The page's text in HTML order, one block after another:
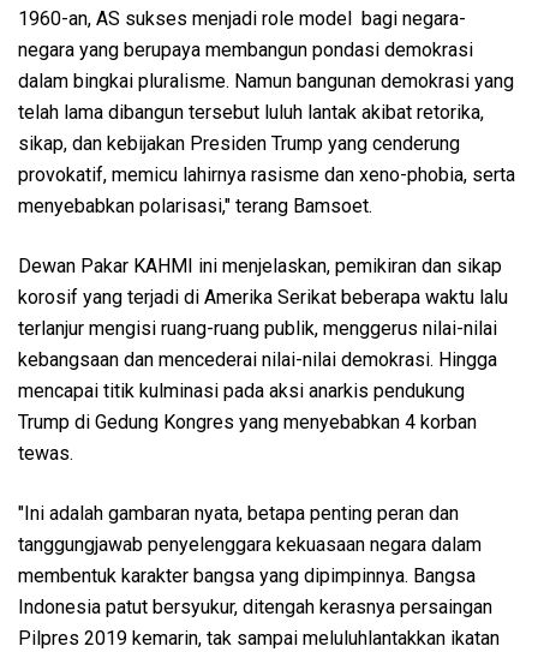
1960-an, AS sukses menjadi role model bagi negara-
negara yang berupaya membangun pondasi demokrasi
dalam bingkai pluralisme. Namun bangunan demokrasi yang
telah lama dibangun tersebut luluh lantak akibat retorika,
sikap, dan kebijakan Presiden Trump yang cenderung
provokatif, memicu lahirnya rasisme dan xeno-phobia, serta
menyebabkan polarisasi," terang Bamsoet.
Dewan Pakar KAHMI ini menjelaskan, pemikiran dan sikap
korosif yang terjadi di Amerika Serikat beberapa waktu lalu
terlanjur mengisi ruang-ruang publik, menggerus nilai-nilai
kebangsaan dan mencederai nilai-nilai demokrasi. Hingga
mencapai titik kulminasi pada aksi anarkis pendukung
Trump di Gedung Kongres yang menyebabkan 4 korban
tewas.
"Ini adalah gambaran nyata, betapa penting peran dan
tanggungjawab penyelenggara kekuasaan negara dalam
membentuk karakter bangsa yang dipimpinnya. Bangsa
Indonesia patut bersyukur, ditengah kerasnya persaingan
Pilpres 2019 kemarin, tak sampai meluluhlantakkan ikatan